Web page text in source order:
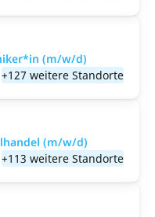
(m/w/d)
+127 weitere Standorte
(m/w/d)
+113 weitere Standorte